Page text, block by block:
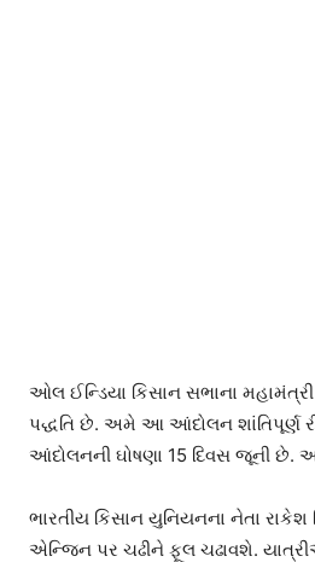
ઓલ ઈન્ડિયા કિસાન સભાના
પદ્ધતિ છે. અમે આ આંદોલન શાંતિપૂર્ણ
આંદોલનની ઘોષણા 15 દિવસ જૂની છે.
ભારતીય કિસાન યુનિયનના નેતા
એન્જિન પર ચઢીને ફૂલ ચઢાવશે.